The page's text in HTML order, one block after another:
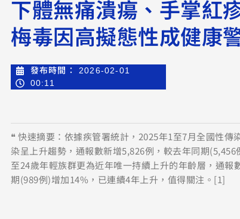
下體無痛潰瘍、手掌紅
梅毒因高擬態性成健康
發布時間：
2026-02-01
00:11
❝ 快速摘要：依據疾管署統計，2025年1至7月全國性傳
染呈上升趨勢，通報數新增5,826例，較去年同期
至24歲年輕族群更為近年唯一持續上升的年齡層，通報
期(989例)增加14%，已連續4年上升，值得關注。[1]